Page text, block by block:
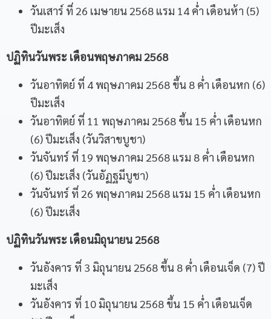
วันเสาร์ ที่ 26 เมษายน 2568 แรม 14 ค่ำ เดือนห้า (5)
ปีมะเส็ง
ปฏิทินวันพระ เดือนพฤษภาคม2568
วันอาทิตย์ ที่ 4 พฤษภาคม 2568 ขึ้น 8 ค่ำ เดือนหก (6)
ปีมะเส็ง
วันอาทิตย์ ที่ 11 พฤษภาคม 2568 ขึ้น 15 ค่ำ เดือนหก
(6) ปีมะเส็ง (วันวิสาขบูชา)
วันจันทร์ ที่ 19 พฤษภาคม 2568 แรม 8 ค่ำ เดือนหก
(6) ปีมะเส็ง (วันอัฏฐมีบูชา)
วันจันทร์ ที่ 26 พฤษภาคม 2568 แรม 15 ค่ำ เดือนหก
(6) ปีมะเส็ง
ปฏิทินวันพระ เดือนมิถุนายน2568
วันอังคาร ที่ 3 มิถุนายน 2568 ขึ้น 8 ค่ำ เดือนเจ็ด (7) ปี
มะเส็ง
วันอังคาร ที่ 10 มิถุนายน 2568 ขึ้น 15 ค่ำ เดือนเจ็ด